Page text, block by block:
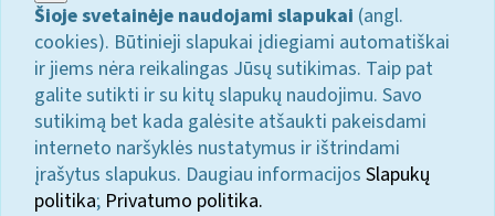
Šioje svetainėje naudojami slapukai (angl.
cookies). Būtinieji slapukai įdiegiami automatiškai
ir jiems nėra reikalingas Jūsų sutikimas. Taip pat
galite sutikti ir su kitų slapukų naudojimu. Savo
sutikimą bet kada galėsite atšaukti pakeisdami
interneto naršyklės nustatymus ir ištrindami
įrašytus slapukus. Daugiau informacijos Slapukų
politika; Privatumo politika.